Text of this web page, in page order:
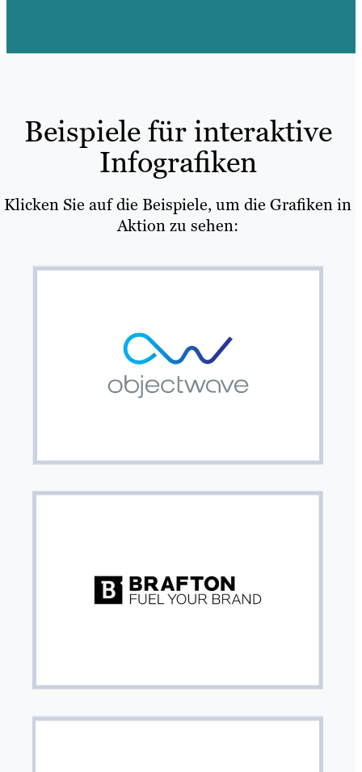
Beispiele für interaktive
Infografiken
Klicken Sie auf die Beispiele, um die Grafiken in
Aktion zu sehen: